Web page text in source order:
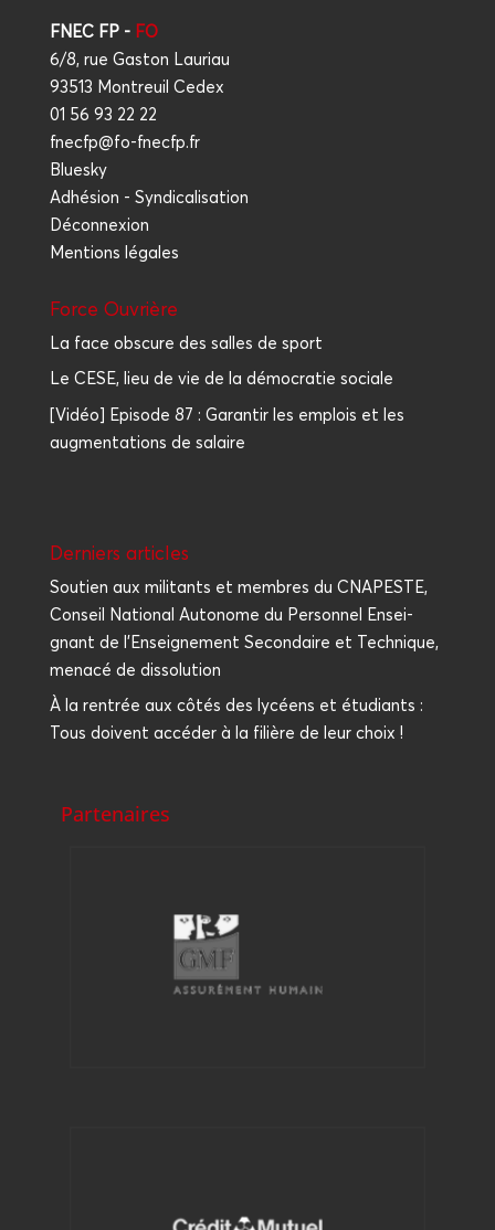
FNEC FP -FO
6/8, rue Gaston Lauriau
93513 Montreuil Cedex
01 56 93 22 22
fnecfp@fo-fnecfp.fr
Bluesky
Adhésion - Syndicalisation
Déconnexion
Mentions légales
Force Ouvrière
La face obscure des salles de sport
Le CESE, lieu de vie de la démocratie sociale
[Vidéo] Episode 87 : Garantir les emplois et les
augmentations de salaire
Der­niers articles
Sou­tien aux mili­tants et membres du CNAPESTE,
Conseil Natio­nal Auto­nome du Per­son­nel Ensei­
gnant de l’Enseignement Secon­daire et Tech­nique,
mena­cé de dissolution
À la ren­trée aux côtés des lycéens et étu­diants :
Tous doivent accé­der à la filière de leur choix !
Partenaires